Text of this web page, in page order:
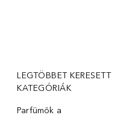
LEGTÖBBET KERESETT
KATEGÓRIÁK
Parfümök ️a